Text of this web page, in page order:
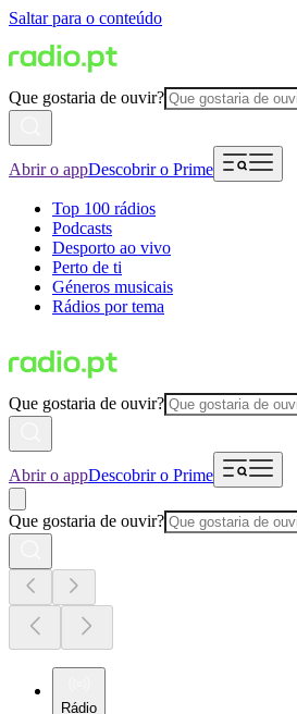
Saltar para o conteúdo
Que gostaria de ouvir?
Abrir o appDescobrir o Prime
Top 100 rádios
Podcasts
Desporto ao vivo
Perto de ti
Géneros musicais
Rádios por tema
Que gostaria de ouvir?
Abrir o appDescobrir o Prime
Que gostaria de ouvir?
Rádio